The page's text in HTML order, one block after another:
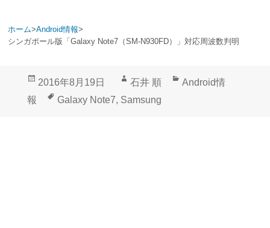
ホーム>Android情報>
シンガポール版「Galaxy Note7（SM-N930FD）」対応周波数判明
投
2016年8月19日
作
成
石井 順
カ
Android情
報
タ
Galaxy Note7, Samsung